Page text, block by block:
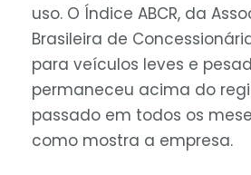
uso. O Índice ABCR, da
Brasileira de
para veículos leves e
permaneceu acima do
passado em todos os
como mostra a empresa.